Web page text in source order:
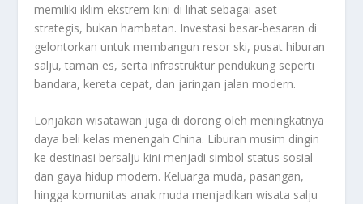
memiliki iklim ekstrem kini di lihat sebagai aset
strategis, bukan hambatan. Investasi besar-besaran di
gelontorkan untuk membangun resor ski, pusat hiburan
salju, taman es, serta infrastruktur pendukung seperti
bandara, kereta cepat, dan jaringan jalan modern.
Lonjakan wisatawan juga di dorong oleh meningkatnya
daya beli kelas menengah China. Liburan musim dingin
ke destinasi bersalju kini menjadi simbol status sosial
dan gaya hidup modern. Keluarga muda, pasangan,
hingga komunitas anak muda menjadikan wisata salju